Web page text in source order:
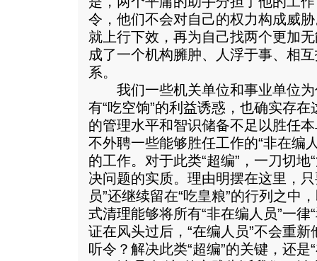
令，他们不会对自己的权力构成威
就上行下效，再为自己找两个更加
成了一个机构臃肿、人浮于事、相
系。
我们一些机关单位和事业单位为
有“吃空饷”的利益诱惑，也确实存
的管理水平和智识储备不足以胜任
不外聘一些能够胜任工作的“非在编
的工作。对于此类“超编”，一刀切地
决问题的实质。理由明摆在这里，
员”还继续留在“吃皇粮”的行列之中
式清理能够将所有“非在编人员”一律
证在风头过后，“在编人员”不会重
听令？解决此类“超编”的关键，还是